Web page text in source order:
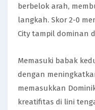
berbelok arah,
langkah. Skor 2-0
City tampil dominan
Memasuki babak
dengan
memasukkan
kreatifitas di lini